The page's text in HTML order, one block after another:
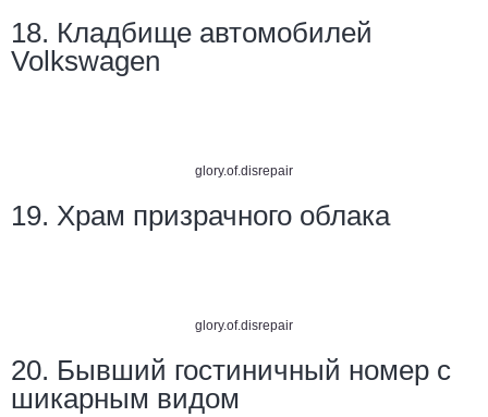
18. Кладбище автомобилей
Volkswagen
glory.of.disrepair
19. Храм призрачного облака
glory.of.disrepair
20. Бывший гостиничный номер с
шикарным видом